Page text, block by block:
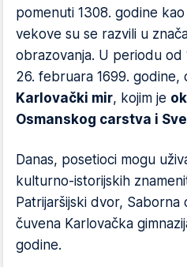
pomenuti 1308. godine
vekove su se razvili u
obrazovanja. U periodu od
26. februara 1699. godine,
Karlovački mir, kojim je
Osmanskog carstva i
Danas, posetioci mogu
kulturno-istorijskih
Patrijaršijski dvor,
čuvena Karlovačka
godine.